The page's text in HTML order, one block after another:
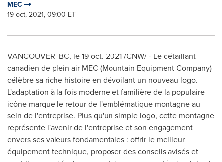
MEC
19 oct, 2021, 09:00 ET
VANCOUVER, BC, le 19 oct. 2021 /CNW/ - Le détaillant
canadien de plein air MEC (Mountain Equipment Company)
célèbre sa riche histoire en dévoilant un nouveau logo.
L'adaptation à la fois moderne et familière de la populaire
icône marque le retour de l'emblématique montagne au
sein de l'entreprise. Plus qu'un simple logo, cette montagne
représente l'avenir de l'entreprise et son engagement
envers ses valeurs fondamentales : offrir le meilleur
équipement technique, proposer des conseils avisés et